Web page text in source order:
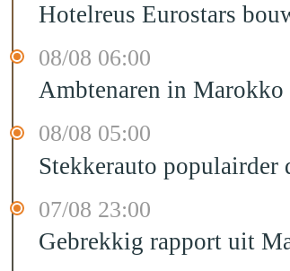
Hotelreus Eurostars
08/08 06:00
Ambtenaren in
08/08 05:00
Stekkerauto
07/08 23:00
Gebrekkig rapport uit